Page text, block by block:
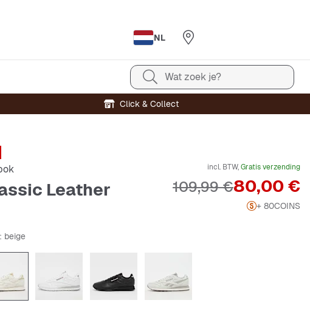
NL
Wat zoek je?
Click & Collect
Leather
incl. BTW,Gratis verzending
Prijs
80,00 €
Originele Prijs
109,99 €
+ 80COINS
: beige